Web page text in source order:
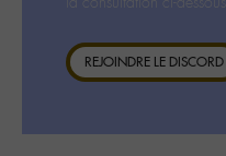
REJOINDRE LE DISCORD